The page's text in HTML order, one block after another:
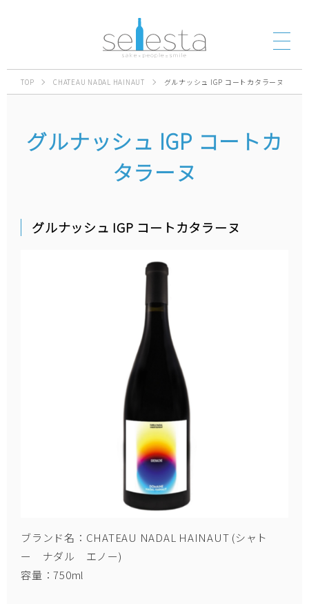
TOP CHATEAU NADAL HAINAUT グルナッシュ IGP コートカタラーヌ
グルナッシュ IGP コートカ
タラーヌ
グルナッシュ IGP コートカタラーヌ
ブランド名：CHATEAU NADAL HAINAUT (シャト
ー ナダル エノー)
容量：750ml